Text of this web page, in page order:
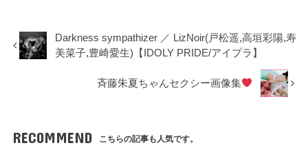
Darkness sympathizer ／ LizNoir(戸松遥,高垣彩陽,寿
美菜子,豊崎愛生)【IDOLY PRIDE/アイプラ】
斉藤朱夏ちゃんセクシー画像集
RECOMMEND こちらの記事も人気です。